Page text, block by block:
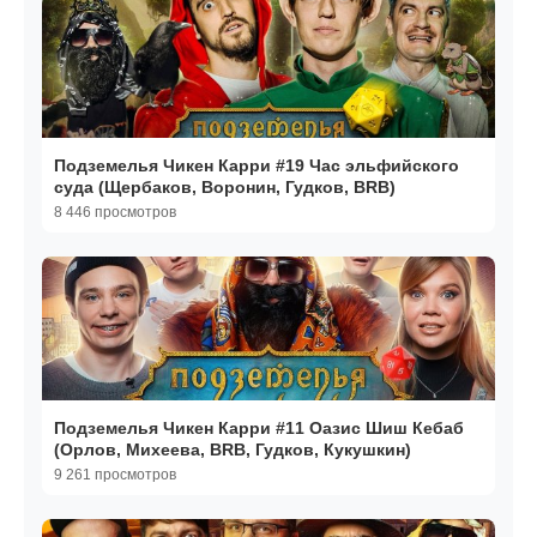
Подземелья Чикен Карри #19 Час эльфийского
суда (Щербаков, Воронин, Гудков, BRB)
8 446 просмотров
Подземелья Чикен Карри #11 Оазис Шиш Кебаб
(Орлов, Михеева, BRB, Гудков, Кукушкин)
9 261 просмотров